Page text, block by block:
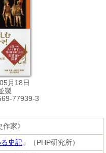
月18日
製
77939-3
家》
史記』（PHP研究所）